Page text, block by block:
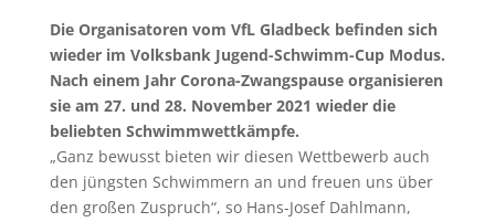
Die Organisatoren vom VfL Gladbeck befinden sich
wieder im Volksbank Jugend-Schwimm-Cup Modus.
Nach einem Jahr Corona-Zwangspause organisieren
sie am 27. und 28. November 2021 wieder die
beliebten Schwimmwettkämpfe.
„Ganz bewusst bieten wir diesen Wettbewerb auch
den jüngsten Schwimmern an und freuen uns über
den großen Zuspruch“, so Hans-Josef Dahlmann,